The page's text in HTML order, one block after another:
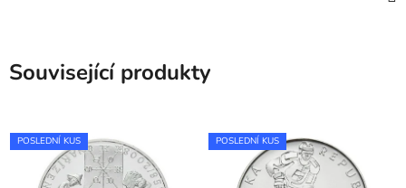
Související produkty
POSLEDNÍ KUS POSLEDNÍ KUS